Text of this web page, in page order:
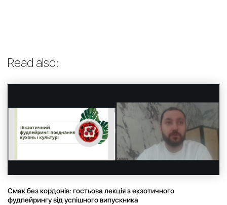
Read also:
Смак без кордонів: гостьова лекція з екзотичного
фудпейрингу від успішного випускника